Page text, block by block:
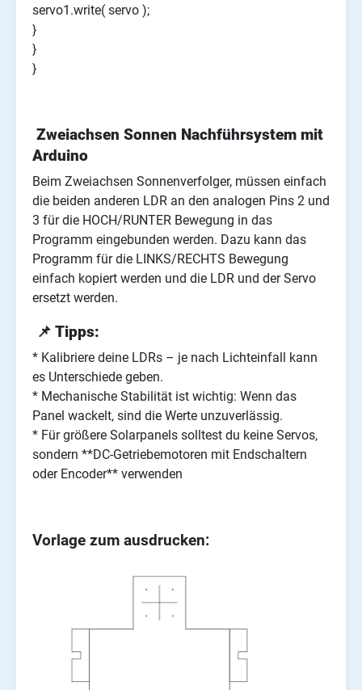
servo1.write( servo );
}
}
}
Zweiachsen Sonnen Nachführsystem mit
Arduino
Beim Zweiachsen Sonnenverfolger, müssen einfach
die beiden anderen LDR an den analogen Pins 2 und
3 für die HOCH/RUNTER Bewegung in das
Programm eingebunden werden. Dazu kann das
Programm für die LINKS/RECHTS Bewegung
einfach kopiert werden und die LDR und der Servo
ersetzt werden.
📌 Tipps:
* Kalibriere deine LDRs – je nach Lichteinfall kann
es Unterschiede geben.
* Mechanische Stabilität ist wichtig: Wenn das
Panel wackelt, sind die Werte unzuverlässig.
* Für größere Solarpanels solltest du keine Servos,
sondern **DC-Getriebemotoren mit Endschaltern
oder Encoder** verwenden
Vorlage zum ausdrucken: